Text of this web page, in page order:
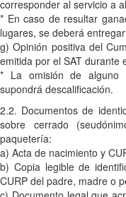
corresponder al servicio a
* En caso de resultar
lugares, se deberá
g) Opinión positiva del
emitida por el SAT durante
* La omisión de alguno
supondrá descalificación.
2.2. Documentos de
sobre cerrado
paquetería:
a) Acta de nacimiento y
b) Copia legible de
CURP del padre, madre o